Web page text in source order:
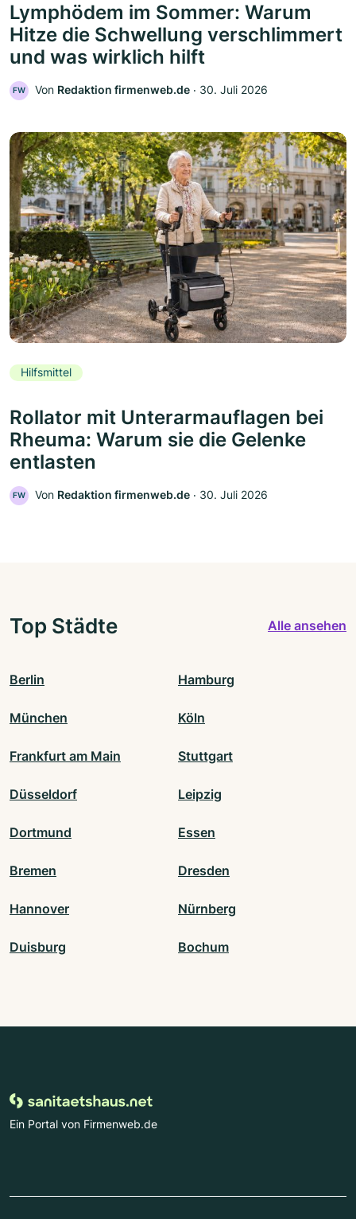
Lymphödem im Sommer: Warum
Hitze die Schwellung verschlimmert
und was wirklich hilft
FW Von Redaktion firmenweb.de ‧ 30. Juli 2026
Hilfsmittel
Rollator mit Unterarmauflagen bei
Rheuma: Warum sie die Gelenke
entlasten
FW Von Redaktion firmenweb.de ‧ 30. Juli 2026
Top Städte Alle ansehen
Berlin Hamburg
München Köln
Frankfurt am Main Stuttgart
Düsseldorf Leipzig
Dortmund Essen
Bremen Dresden
Hannover Nürnberg
Duisburg Bochum
Ein Portal von Firmenweb.de